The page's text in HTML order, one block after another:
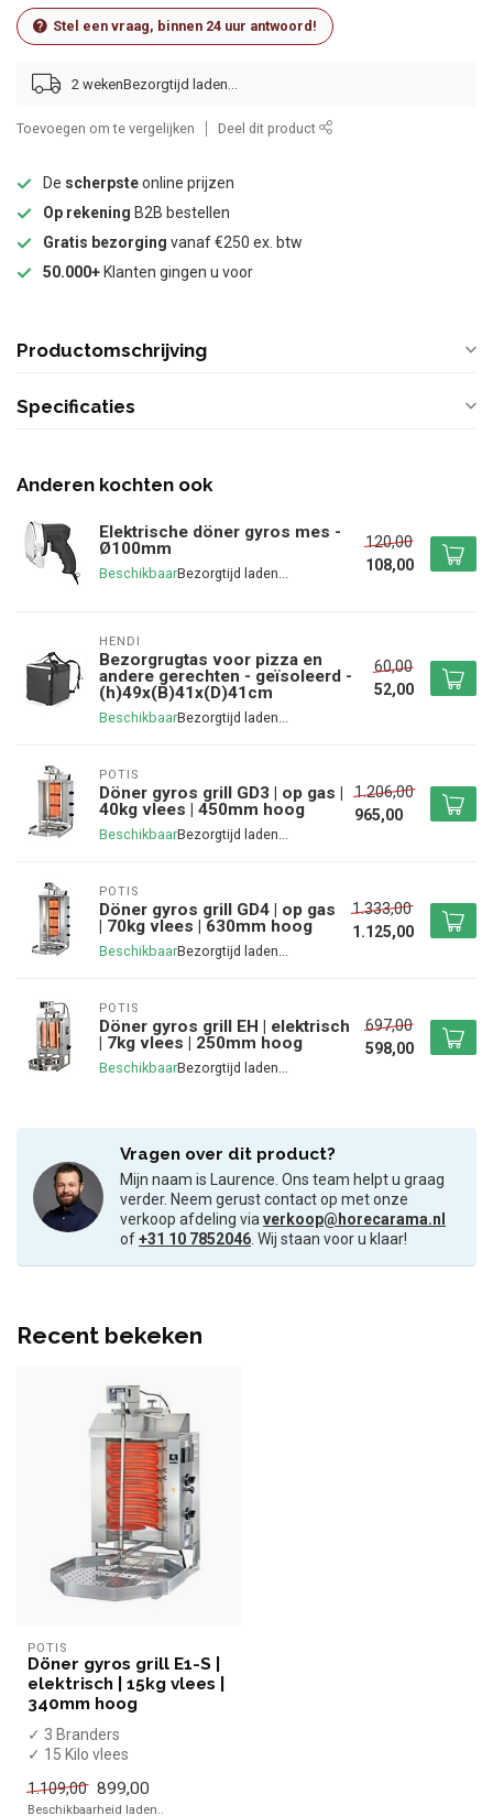
Stel een vraag, binnen 24 uur antwoord!
2 weken
Toevoegen om te vergelijken Deel dit product
De scherpsteonline prijzen
Op rekening B2B bestellen
Gratis bezorging vanaf €250 ex. btw
50.000+ Klanten gingen u voor
Productomschrijving
Specificaties
Anderen kochten ook
Elektrische döner gyros mes -
Ø100mm
Beschikbaar
120,00
108,00
HENDI
Bezorgrugtas voor pizza en
andere gerechten - geïsoleerd -
(h)49x(B)41x(D)41cm
Beschikbaar
60,00
52,00
POTIS
Döner gyros grill GD3 | op gas |
40kg vlees | 450mm hoog
Beschikbaar
1.206,00
965,00
POTIS
Döner gyros grill GD4 | op gas
| 70kg vlees | 630mm hoog
Beschikbaar
1.333,00
1.125,00
POTIS
Döner gyros grill EH | elektrisch
| 7kg vlees | 250mm hoog
Beschikbaar
697,00
598,00
Vragen over dit product?
Mijn naam is Laurence. Ons team helpt u graag
verder. Neem gerust contact op met onze
verkoop afdeling viaverkoop@horecarama.nl
of+31 10 7852046. Wij staan voor u klaar!
Recent bekeken
POTIS
Döner gyros grill E1-S |
elektrisch | 15kg vlees |
340mm hoog
✓ 3 Branders
✓ 15 Kilo vlees
✓ 400 Volt
1.109,00 899,00
Beschikbaarheid laden..